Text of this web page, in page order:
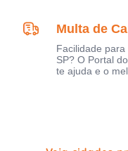
Multa de
Facilidade
SP? O Portal
te ajuda e o